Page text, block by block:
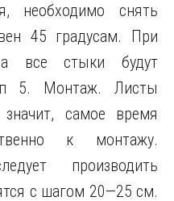
необходимо снять
45 градусам. При
все стыки будут
5. Монтаж. Листы
самое время
к монтажу.
производить
с шагом 20—25 см.